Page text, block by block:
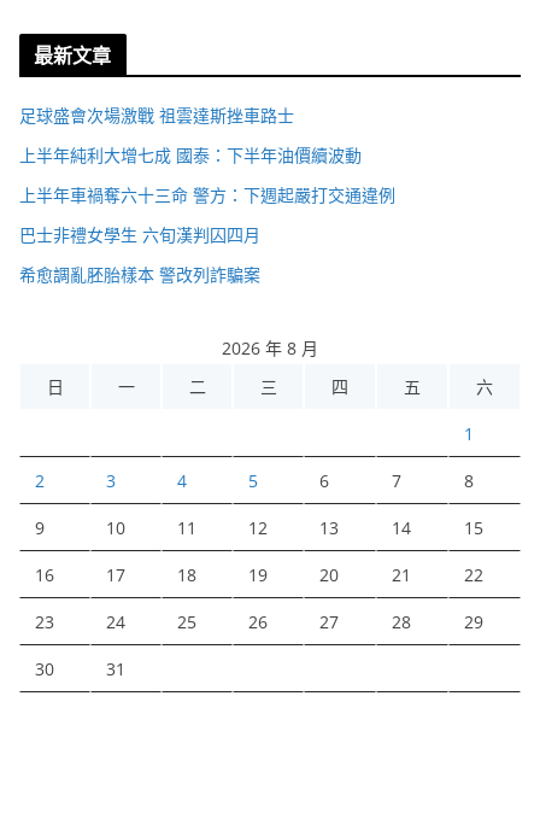
最新文章
足球盛會次場激戰 祖雲達斯挫車路士
上半年純利大增七成 國泰：下半年油價續波動
上半年車禍奪六十三命 警方：下週起嚴打交通違例
巴士非禮女學生 六旬漢判囚四月
希愈調亂胚胎樣本 警改列詐騙案
2026 年 8 月
日
一 二 三 四 五 六
1
2 3 4 5 6 7 8
9 10 11 12 13 14 15
16 17 18 19 20 21 22
23 24 25 26 27 28 29
30 31